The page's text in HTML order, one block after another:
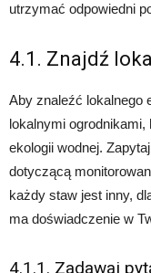
utrzymać odpowiedni
4.1. Znajdź
Aby znaleźć lokalnego
lokalnymi
ekologii wodnej.
dotyczącą
każdy staw jest inny,
ma doświadczenie w
4.1.1. Zadawaj